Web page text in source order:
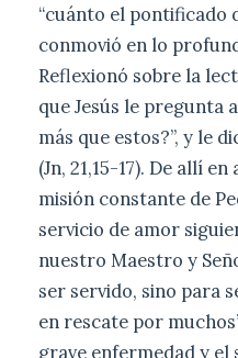
“cuánto el pontificado
conmovió en lo
Reflexionó sobre la
que Jesús le pregunta
más que estos?”, y le
(Jn, 21,15-17). De allí
misión constante de
servicio de amor
nuestro Maestro y
ser servido, sino para
en rescate por
grave enfermedad y